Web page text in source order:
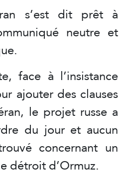
s’est dit prêt à
neutre et
face à l’insistance
ajouter des clauses
le projet russe a
du jour et aucun
concernant un
détroit d’Ormuz.